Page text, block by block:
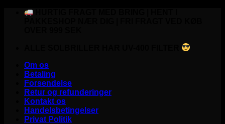
Fortsæt
Om os
Betaling
Forsendelse
Retur og refunderinger
Kontakt os
Handelsbetingelser
Privat Politik